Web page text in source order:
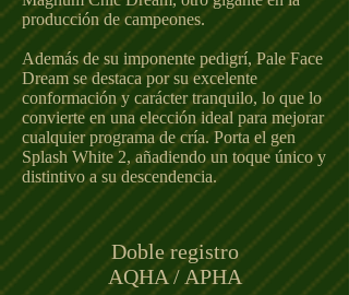
producción de campeones.
Además de su imponente pedigrí, Pale Face
Dream se destaca por su excelente
conformación y carácter tranquilo, lo que lo
convierte en una elección ideal para mejorar
cualquier programa de cría. Porta el gen
Splash White 2, añadiendo un toque único y
distintivo a su descendencia.
Doble registro
AQHA / APHA